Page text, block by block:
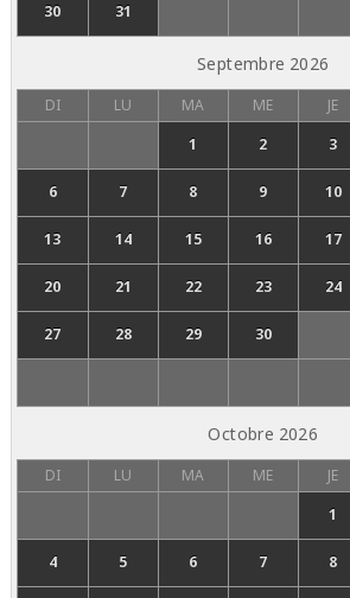
30 31
Septembre 2026
DI LU MA ME JE
1
2 3
6 7 8 9 10
13 14 15 16 17
20 21 22 23 24
27 28 29 30
Octobre 2026
DI LU MA ME JE
1
4 5 6 7 8